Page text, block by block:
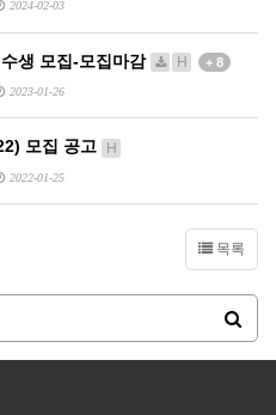
2024-02-03
생 모집-모집마감 H + 8
2023-01-26
모집 공고 H
2022-01-25
목록